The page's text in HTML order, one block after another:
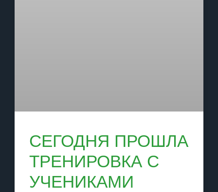
СЕГОДНЯ ПРОШЛА
ТРЕНИРОВКА С
УЧЕНИКАМИ